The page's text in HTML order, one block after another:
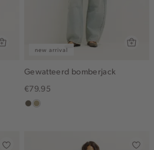
new arrival
Gewatteerd bomberjack
€79.95
middenbruin
lichtkhaki